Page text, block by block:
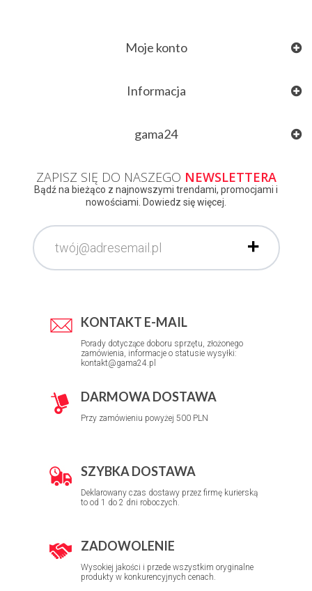
Moje konto
Informacja
gama24
ZAPISZ SIĘ DO NASZEGO NEWSLETTERA
Bądź na bieżąco z najnowszymi trendami, promocjami i
nowościami. Dowiedz się więcej.
KONTAKT E-MAIL
Porady dotyczące doboru sprzętu, złożonego
zamówienia, informacje o statusie wysyłki:
kontakt@gama24.pl
DARMOWA DOSTAWA
Przy zamówieniu powyżej 500 PLN
SZYBKA DOSTAWA
Deklarowany czas dostawy przez firmę kurierską
to od 1 do 2 dni roboczych.
ZADOWOLENIE
Wysokiej jakości i przede wszystkim oryginalne
produkty w konkurencyjnych cenach.